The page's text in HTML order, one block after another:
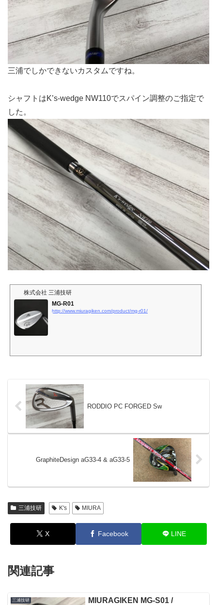
三浦でしかできないカスタムですね。
シャフトはK’s-wedge NW110でスパイン調整のご指定で
した。
株式会社 三浦技研
MG-R01
http://www.miuragiken.com/product/mg-r01/
RODDIO PC FORGED Sw
GraphiteDesign aG33-4 & aG33-5
三浦技研 K's MIURA
X Facebook LINE
関連記事
三浦技研
MIURAGIKEN MG-S01 /